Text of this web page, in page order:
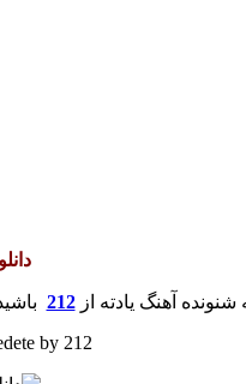
شنونده آهنگ یادته از212
by 212